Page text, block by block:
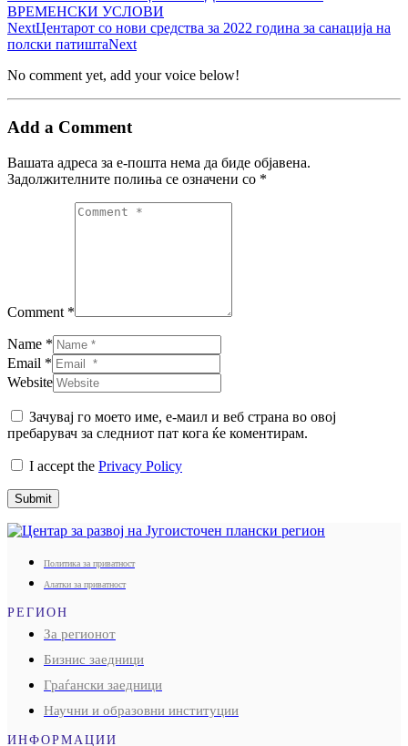
ВРЕМЕНСКИ УСЛОВИ
NextЦентарот со нови средства за 2022 година за санација на
полски патиштаNext
No comment yet, add your voice below!
Add a Comment
Вашата адреса за е-пошта нема да биде објавена.
Задолжителните полиња се означени со *
Comment *
Name *
Email *
Website
Зачувај го моето име, е-маил и веб страна во овој
пребарувач за следниот пат кога ќе коментирам.
I accept the Privacy Policy
Submit
Политика за приватност
Алатки за приватност
РЕГИОН
За регионот
Бизнис заедници
Граѓански заедници
Научни и образовни институции
ИНФОРМАЦИИ